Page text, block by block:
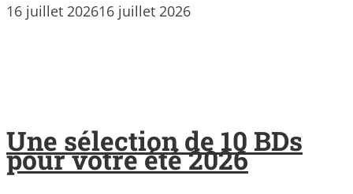
16 juillet 202616 juillet 2026
Une sélection de 10 BDs
pour votre été 2026